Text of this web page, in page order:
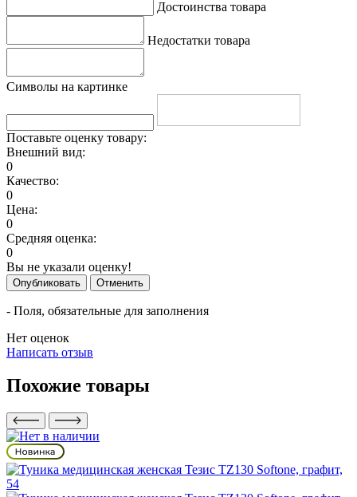
Достоинства товара
Недостатки товара
Символы на картинке
Поставьте оценку товару:
Внешний вид:
0
Качество:
0
Цена:
0
Средняя оценка:
0
Вы не указали оценку!
Опубликовать Отменить
- Поля, обязательные для заполнения
Нет оценок
Написать отзыв
Похожие товары